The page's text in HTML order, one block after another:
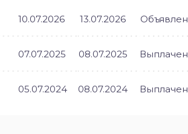
10.07.2026 13.07.2026 Объявлен
07.07.2025 08.07.2025 Выплачен
05.07.2024 08.07.2024 Выплачен